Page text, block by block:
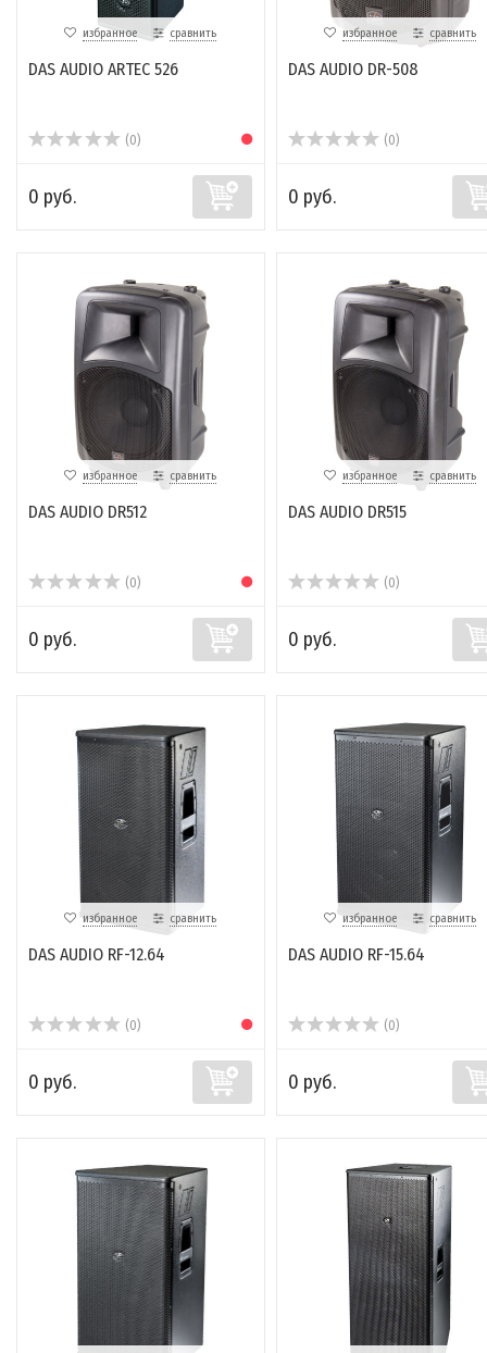
избранное сравнить
DAS AUDIO ARTEC 526
(0)
0 руб.
избранное сравнить
DAS AUDIO DR-508
(0)
0 руб.
избранное сравнить
DAS AUDIO DR512
(0)
0 руб.
избранное сравнить
DAS AUDIO DR515
(0)
0 руб.
избранное сравнить
DAS AUDIO RF-12.64
(0)
0 руб.
избранное сравнить
DAS AUDIO RF-15.64
(0)
0 руб.